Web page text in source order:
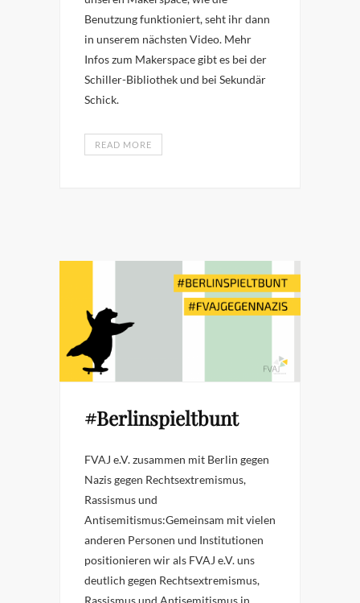
Benutzung funktioniert, seht ihr dann
in unserem nächsten Video. Mehr
Infos zum Makerspace gibt es bei der
Schiller-Bibliothek und bei Sekundär
Schick.
READ MORE
#Berlinspieltbunt
FVAJ e.V. zusammen mit Berlin gegen
Nazis gegen Rechtsextremismus,
Rassismus und
Antisemitismus:Gemeinsam mit vielen
anderen Personen und Institutionen
positionieren wir als FVAJ e.V. uns
deutlich gegen Rechtsextremismus,
Rassismus und Antisemitismus in